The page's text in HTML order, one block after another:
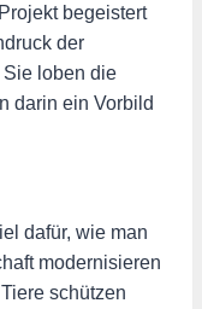
begeistert
der
Sie loben die
darin ein Vorbild
dafür, wie man
modernisieren
schützen